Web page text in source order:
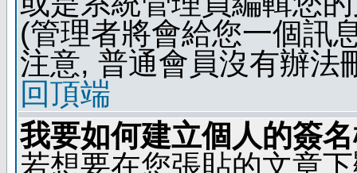
(管理者將會給您一個訊
注意, 普通會員沒有辦法
回頂端
我要如何建立個人的簽
若想要在您張貼的文章